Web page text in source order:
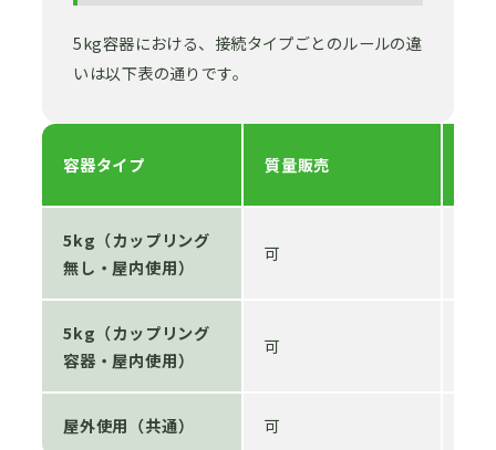
5kg容器における、接続タイプごとのルールの違
いは以下表の通りです。
容器タイプ 質量販売
5kg（カップリング
無し・屋内使用）
可
5kg（カップリング
容器・屋内使用）
可
屋外使用（共通） 可